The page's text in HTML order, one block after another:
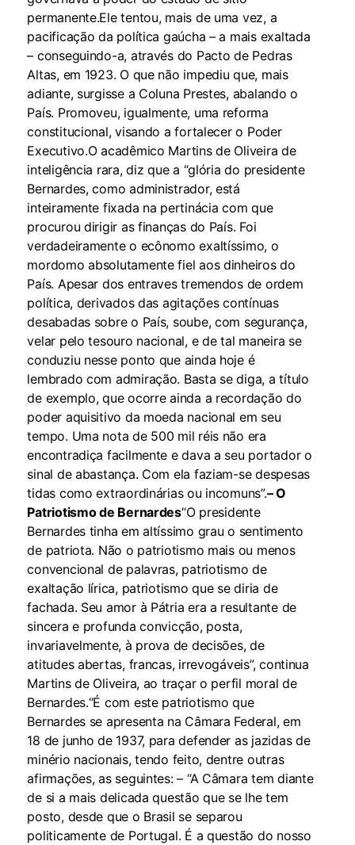
permanente.Ele tentou, mais de uma vez, a
pacificação da política gaúcha – a mais exaltada
– conseguindo-a, através do Pacto de Pedras
Altas, em 1923. O que não impediu que, mais
adiante, surgisse a Coluna Prestes, abalando o
País. Promoveu, igualmente, uma reforma
constitucional, visando a fortalecer o Poder
Executivo.O acadêmico Martins de Oliveira de
inteligência rara, diz que a “glória do presidente
Bernardes, como administrador, está
inteiramente fixada na pertinácia com que
procurou dirigir as finanças do País. Foi
verdadeiramente o ecônomo exaltíssimo, o
mordomo absolutamente fiel aos dinheiros do
País. Apesar dos entraves tremendos de ordem
política, derivados das agitações contínuas
desabadas sobre o País, soube, com segurança,
velar pelo tesouro nacional, e de tal maneira se
conduziu nesse ponto que ainda hoje é
lembrado com admiração. Basta se diga, a título
de exemplo, que ocorre ainda a recordação do
poder aquisitivo da moeda nacional em seu
tempo. Uma nota de 500 mil réis não era
encontradiça facilmente e dava a seu portador o
sinal de abastança. Com ela faziam-se despesas
tidas como extraordinárias ou incomuns”.– O
Patriotismo de Bernardes“O presidente
Bernardes tinha em altíssimo grau o sentimento
de patriota. Não o patriotismo mais ou menos
convencional de palavras, patriotismo de
exaltação lírica, patriotismo que se diria de
fachada. Seu amor à Pátria era a resultante de
sincera e profunda convicção, posta,
invariavelmente, à prova de decisões, de
atitudes abertas, francas, irrevogáveis”, continua
Martins de Oliveira, ao traçar o perfil moral de
Bernardes.“É com este patriotismo que
Bernardes se apresenta na Câmara Federal, em
18 de junho de 1937, para defender as jazidas de
minério nacionais, tendo feito, dentre outras
afirmações, as seguintes: – “A Câmara tem diante
de si a mais delicada questão que se lhe tem
posto, desde que o Brasil se separou
politicamente de Portugal. É a questão do nosso